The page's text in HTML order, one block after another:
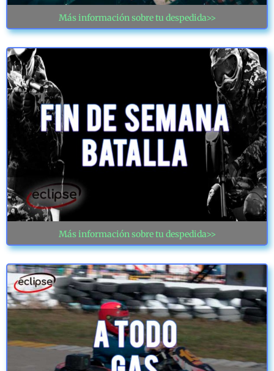
Más información sobre tu despedida>>
Más información sobre tu despedida>>